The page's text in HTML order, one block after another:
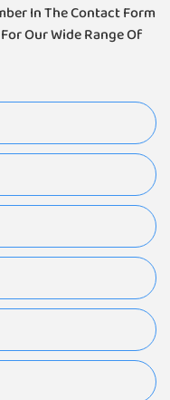
In The Contact Form
Our Wide Range Of